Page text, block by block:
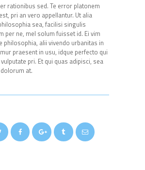
rationibus sed. Te error platonem
pri an vero appellantur. Ut alia
sea, facilisi singulis
per ne, mel solum fuisset id. Ei vim
philosophia, alii vivendo urbanitas in
praesent in usu, idque perfecto qui
pri. Et qui quas adipisci, sea
at.